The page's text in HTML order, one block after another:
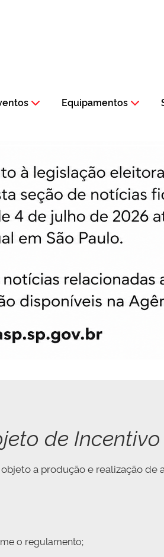
Equipamentos
de
a produção e realização de
o regulamento;